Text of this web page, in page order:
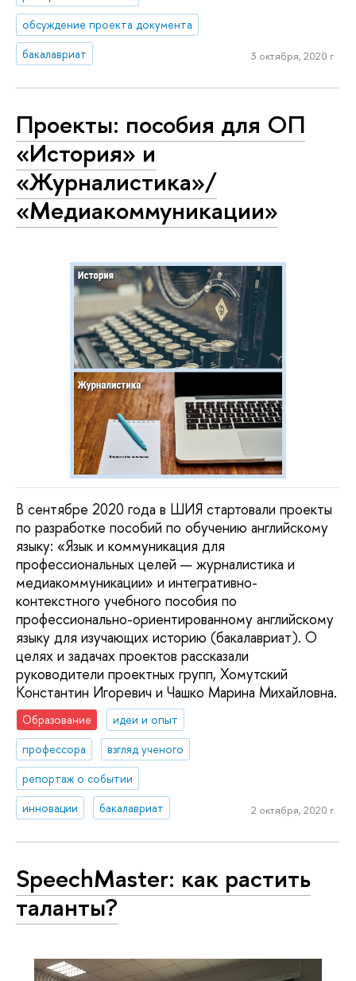
обсуждение проекта документа
бакалавриат
3 октября, 2020 г.
Проекты: пособия для ОП
«История» и
«Журналистика»/
«Медиакоммуникации»
В сентябре 2020 года в ШИЯ стартовали проекты
по разработке пособий по обучению английскому
языку: «Язык и коммуникация для
профессиональных целей — журналистика и
медиакоммуникации» и интегративно-
контекстного учебного пособия по
профессионально-ориентированному английскому
языку для изучающих историю (бакалавриат). О
целях и задачах проектов рассказали
руководители проектных групп, Хомутский
Константин Игоревич и Чашко Марина Михайловна.
Образование
идеи и опыт
профессора
взгляд ученого
репортаж о событии
инновации
бакалавриат 2 октября, 2020 г.
SpeechMaster: как растить
таланты?